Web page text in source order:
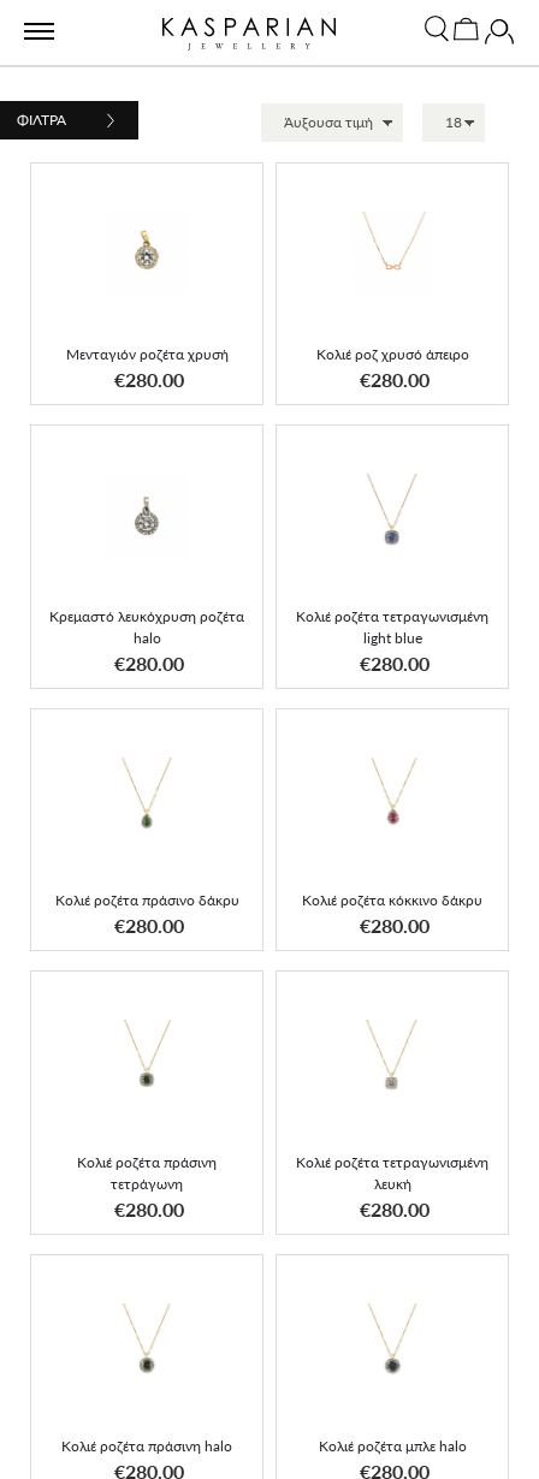
ΦΙΛΤΡΑ
Μενταγιόν ροζέτα χρυσή
€280.00
Μενταγιόν ροζέτα χρυσή
ΑΠΟΚΤΗΣΕ ΤΟ
Κολιέ ροζ χρυσό άπειρο
€280.00
Κολιέ ροζ χρυσό άπειρο
ΑΠΟΚΤΗΣΕ ΤΟ
Κρεμαστό λευκόχρυση ροζέτα
halo
€280.00
Κρεμαστό λευκόχρυση
ροζέτα halo
ΑΠΟΚΤΗΣΕ ΤΟ
Κολιέ ροζέτα τετραγωνισμένη
light blue
€280.00
Κολιέ ροζέτα
τετραγωνισμένη light blue
ΑΠΟΚΤΗΣΕ ΤΟ
Κολιέ ροζέτα πράσινο δάκρυ
€280.00
Κολιέ ροζέτα πράσινο
δάκρυ
ΑΠΟΚΤΗΣΕ ΤΟ
Κολιέ ροζέτα κόκκινο δάκρυ
€280.00
Κολιέ ροζέτα κόκκινο
δάκρυ
ΑΠΟΚΤΗΣΕ ΤΟ
Κολιέ ροζέτα πράσινη
τετράγωνη
€280.00
Κολιέ ροζέτα πράσινη
τετράγωνη
ΑΠΟΚΤΗΣΕ ΤΟ
Κολιέ ροζέτα τετραγωνισμένη
λευκή
€280.00
Κολιέ ροζέτα
τετραγωνισμένη λευκή
ΑΠΟΚΤΗΣΕ ΤΟ
Κολιέ ροζέτα πράσινη halo
€280.00
Κολιέ ροζέτα πράσινη halo
ΑΠΟΚΤΗΣΕ ΤΟ
Κολιέ ροζέτα μπλε halo
€280.00
Κολιέ ροζέτα μπλε halo
ΑΠΟΚΤΗΣΕ ΤΟ